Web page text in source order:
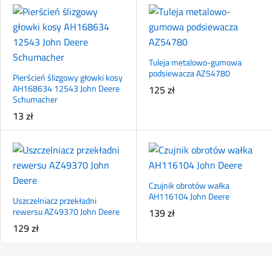
Pierścień ślizgowy głowki kosy
AH168634 12543 John Deere
Schumacher
13zł
Tuleja metalowo-gumowa
podsiewacza AZ54780
125zł
Uszczelniacz przekładni
rewersu AZ49370 John Deere
129zł
Czujnik obrotów wałka
AH116104 John Deere
139zł